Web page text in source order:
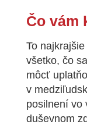
Čo vám
To
všetko, čo
môcť
v
posilnení vo
duševnom